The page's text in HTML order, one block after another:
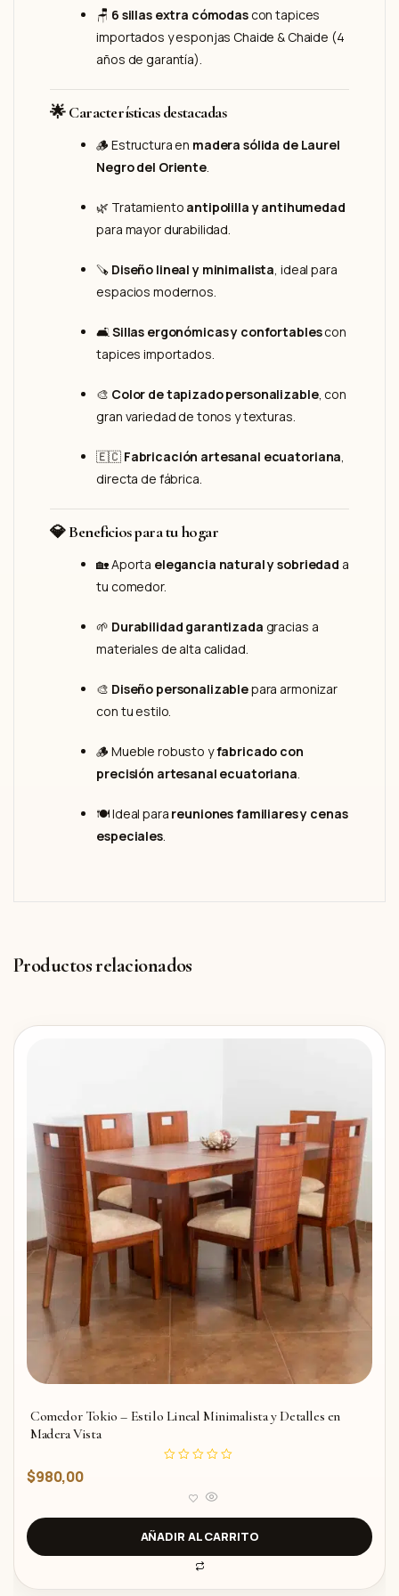
🪑 6 sillas extra cómodascon tapices
importados y esponjas Chaide & Chaide (4
años de garantía).
🌟Características destacadas
🪵 Estructura en madera sólida de Laurel
Negro del Oriente.
🌿 Tratamiento antipolilla y antihumedad
para mayor durabilidad.
🪚 Diseño lineal y minimalista, ideal para
espacios modernos.
🛋️Sillas ergonómicas y confortablescon
tapices importados.
🎨 Color de tapizado personalizable, con
gran variedad de tonos y texturas.
🇪🇨 Fabricación artesanal ecuatoriana,
directa de fábrica.
💎Beneficios para tu hogar
🏡 Aporta elegancia natural y sobriedad a
tu comedor.
🌱 Durabilidad garantizada gracias a
materiales de alta calidad.
🎨 Diseño personalizablepara armonizar
con tu estilo.
🪵 Mueble robusto yfabricado con
precisión artesanal ecuatoriana.
🍽️ Ideal para reuniones familiares y cenas
especiales.
Productos relacionados
Comedor Tokio – Estilo Lineal Minimalista y Detalles en
Madera Vista
a
d
o
c
0
$980,00
AÑADIR AL CARRITO